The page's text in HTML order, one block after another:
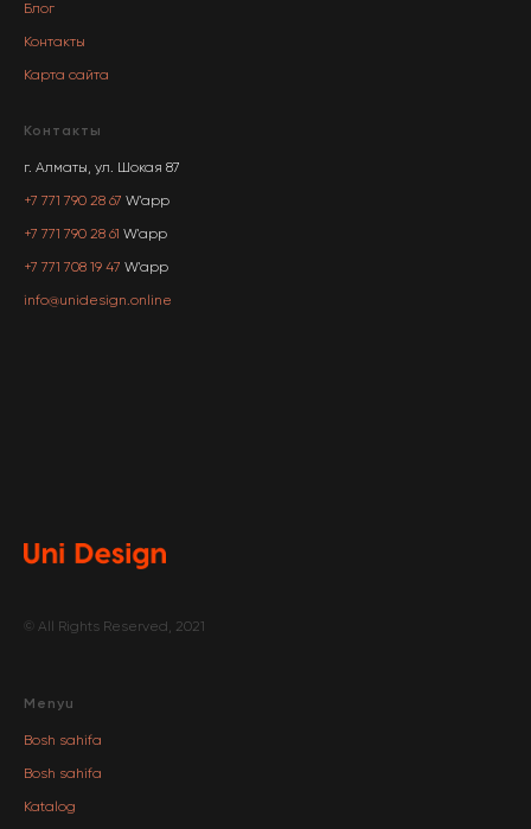
Блог
Контакты
Карта сайта
Контакты
г. Алматы, ул. Шокая 87
+7 771 790 28 67 W'app
+7 771 790 28 61 W'app
+7 771 708 19 47 W'app
info@unidesign.online
© All Rights Reserved, 2021
Menyu
Bosh sahifa
Bosh sahifa
Katalog